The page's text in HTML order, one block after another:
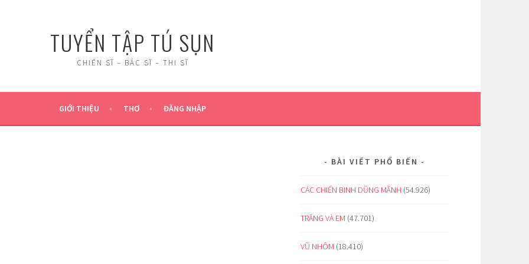
TUYỂN TẬP TÚ SỤN
CHIẾN SĨ – BÁC SĨ – THI SĨ
GIỚI THIỆU THƠ ĐĂNG NHẬP
BÀI VIẾT PHỔ BIẾN
CÁC CHIẾN BINH DŨNG MÃNH (54.926)
TRĂNG VÀ EM (47.701)
VŨ NHÔM (18.410)